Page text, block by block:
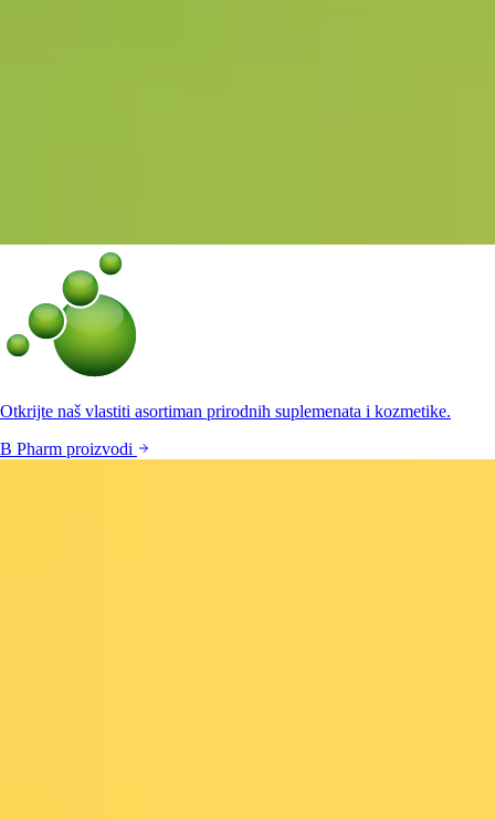
Otkrijte naš vlastiti asortiman prirodnih suplemenata i kozmetike.
B Pharm proizvodi